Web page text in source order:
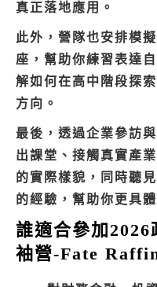
真正落地應用。
此外，營隊也安排模
座，幫助你練習表達
解如何在高中階段探
方向。
最後，透過企業參訪
出課堂、接觸真實產
的實際樣貌，同時聽
的經驗，幫助你更具
誰適合參加2026
袖營-Fate